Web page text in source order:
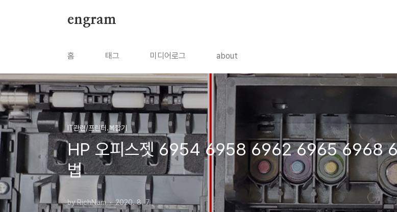
engram
홈 태그 미디어로그 about
IT관련/프린터.복합기
HP 오피스젯 6954 6958 6962 6965 6968
법
by RichNam 2020. 8. 7.